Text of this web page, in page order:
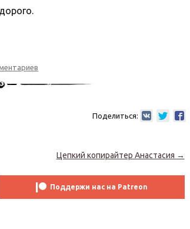
Поделиться:
Цепкий копирайтер Анастасия →
Поддержи нас на Patreon